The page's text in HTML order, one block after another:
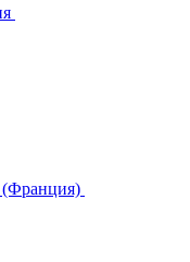
(Франция)